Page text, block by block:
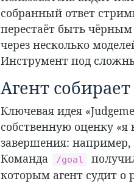
собранный ответ
перестаёт быть
через несколько
Инструмент под
Агент
Ключевая идея
собственную оценку «я
завершения: например,
Команда
/goal
которым агент судит о